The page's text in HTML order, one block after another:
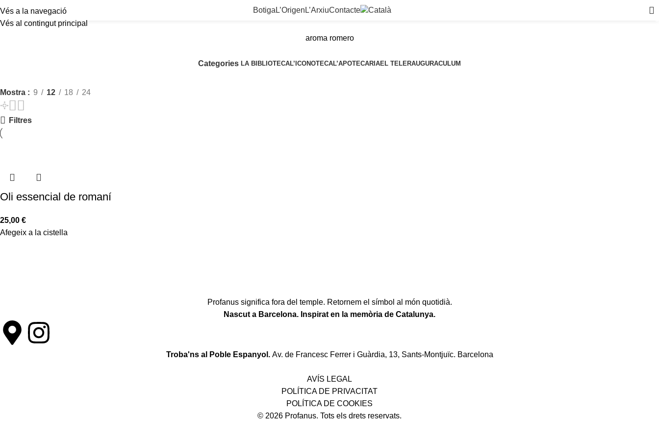
Vés a la navegació
Vés al contingut principal
Botiga L’Origen L’ArxiuContacte
aroma romero
Categories LA BIBLIOTECAL’ICONOTECAL’APOTECARIAEL TELERAUGURACULUM
Mostra 9 12 18 24
Filtres
Oli essencial de romaní
25,00 €
Afegeix a la cistella
Profanus significa fora del temple. Retornem el símbol al món quotidià.
Nascut a Barcelona. Inspirat en la memòria de Catalunya.
Troba'ns al Poble Espanyol. Av. de Francesc Ferrer i Guàrdia, 13, Sants-Montjuïc. Barcelona
AVÍS LEGAL
POLÍTICA DE PRIVACITAT
POLÍTICA DE COOKIES
© 2026 Profanus. Tots els drets reservats.